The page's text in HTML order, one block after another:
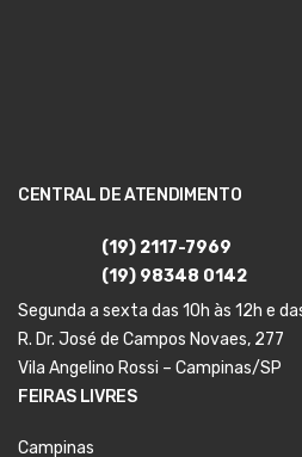
CENTRAL DE ATENDIMENTO
(19) 2117-7969
(19) 98348 0142
Segunda a sexta das 10h às 12h e
R. Dr. José de Campos Novaes, 277
Vila Angelino Rossi – Campinas/SP
FEIRAS LIVRES
Campinas